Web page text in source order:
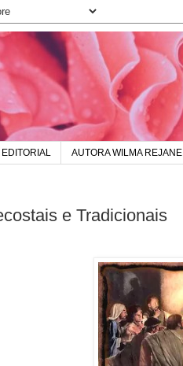
EDITORIAL AUTORA WILMA REJANE
e Tradicionais